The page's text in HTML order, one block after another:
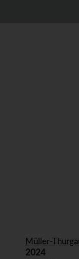
Müller-
2024